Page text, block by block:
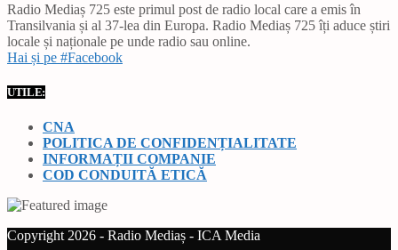
Radio Mediaș 725 este primul post de radio local care a emis în
Transilvania și al 37-lea din Europa. Radio Mediaș 725 îți aduce știri
locale și naționale pe unde radio sau online.
Hai și pe #Facebook
UTILE:
CNA
POLITICA DE CONFIDENȚIALITATE
INFORMAȚII COMPANIE
COD CONDUITĂ ETICĂ
Copyright 2026 - Radio Mediaș - ICA Media